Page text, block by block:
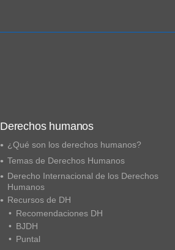
Derechos humanos
¿Qué son los derechos humanos?
Temas de Derechos Humanos
Derecho Internacional de los Derechos
Humanos
Recursos de DH
Recomendaciones DH
BJDH
Puntal